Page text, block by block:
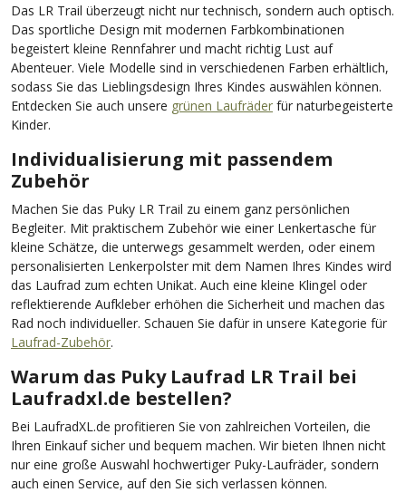
Das LR Trail überzeugt nicht nur technisch, sondern auch optisch.
Das sportliche Design mit modernen Farbkombinationen
begeistert kleine Rennfahrer und macht richtig Lust auf
Abenteuer. Viele Modelle sind in verschiedenen Farben erhältlich,
sodass Sie das Lieblingsdesign Ihres Kindes auswählen können.
Entdecken Sie auch unsere grünen Laufräder für naturbegeisterte
Kinder.
Individualisierung mit passendem
Zubehör
Machen Sie das Puky LR Trail zu einem ganz persönlichen
Begleiter. Mit praktischem Zubehör wie einer Lenkertasche für
kleine Schätze, die unterwegs gesammelt werden, oder einem
personalisierten Lenkerpolster mit dem Namen Ihres Kindes wird
das Laufrad zum echten Unikat. Auch eine kleine Klingel oder
reflektierende Aufkleber erhöhen die Sicherheit und machen das
Rad noch individueller. Schauen Sie dafür in unsere Kategorie für
Laufrad-Zubehör.
Warum das Puky Laufrad LR Trail bei
Laufradxl.de bestellen?
Bei LaufradXL.de profitieren Sie von zahlreichen Vorteilen, die
Ihren Einkauf sicher und bequem machen. Wir bieten Ihnen nicht
nur eine große Auswahl hochwertiger Puky-Laufräder, sondern
auch einen Service, auf den Sie sich verlassen können.